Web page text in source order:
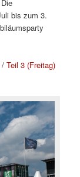
bis zum 3.
/Teil 3 (Freitag)